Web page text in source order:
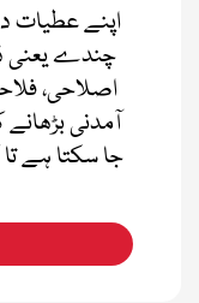
اپنے عطیات
چندے یعنی
اصلاحی،
آمدنی بڑھانے
جا سکتا ہے تا